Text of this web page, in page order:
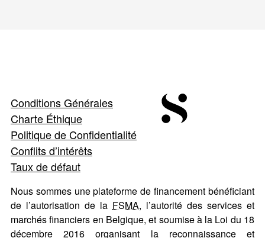
Conditions Générales
Charte Éthique
Politique de Confidentialité
Conflits d’intérêts
Taux de défaut
Nous sommes une plateforme de financement bénéficiant
de l’autorisation de la FSMA, l’autorité des services et
marchés financiers en Belgique, et soumise à la Loi du 18
décembre 2016 organisant la reconnaissance et